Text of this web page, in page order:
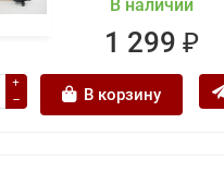
В наличии
1 299 ₽
В корзину